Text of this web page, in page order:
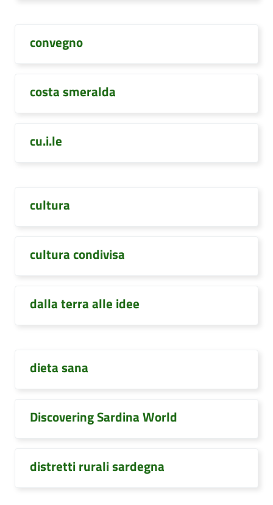
convegno
costa smeralda
cu.i.le
cultura
cultura condivisa
dalla terra alle idee
dieta sana
Discovering Sardina World
distretti rurali sardegna